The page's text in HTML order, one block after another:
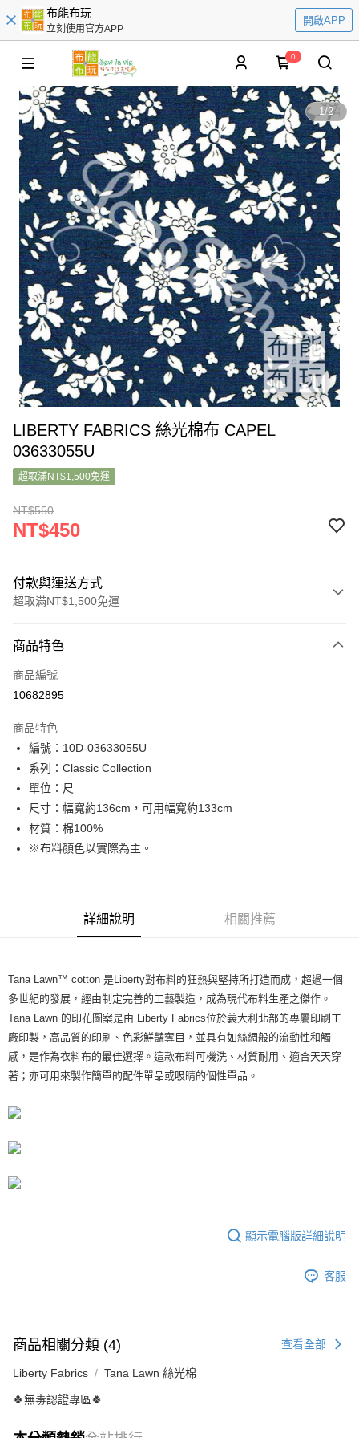
布能布玩
立刻使用官方APP
開啟APP
0
1/2
LIBERTY FABRICS 絲光棉布 CAPEL
03633055U
超取滿NT$1,500免運
NT$550
NT$450
付款與運送方式
超取滿NT$1,500免運
信用卡一次付款
超商取貨付款
Apple Pay
街口支付
Google Pay
大哥付你分期
相關說明
流程，驗證手機門號後，選擇欲分期的期數、繳款截止日，確認付款後即完
消。如遇「轉專審核」未通過狀況，表示未達大哥付你分期系統評分，恕無
法說明評估內容。
【繳款方式說明】
1.分期款項不併入電信帳單，「大哥付你分期」於每月結算日後寄送繳費提
醒簡訊。
2.透過簡訊連結打開帳單後，可選擇「超商條碼／台灣大直營門市／銀行轉
帳／街口支付／iPASS MONEY」等通路繳費。
用戶於交易時，得透過本服務購買商品或服務，並由商店將買賣／分期付款
2.基於同意付款使用「大哥付你分期」之契約關係目的，商店將以您的個人
3.完整用戶服務條款，請詳閱以下連結：
【關於「AFTEE先享後付」】
AFTEE先享後付是「在收到商品之後才付款」的支付方式。 讓您購物簡單
２．便利：只要手機號碼，簡訊認證，即可結帳。
３．安心：先確認商品／服務後，再付款。
【「AFTEE先享後付」結帳流程】
１．於結帳方式選擇「AFTEE先享後付」後，將跳轉至「AFTEE先享後付」
結帳頁面，進行簡訊認證並確認金額後，即可完成結帳。
２．訂單成立數日內，您將收到繳費通知簡訊。
３．收到繳費通知簡訊後14天內，點擊此簡訊中的連結，可透過四大超商／
※ 請注意：結帳手續完成當下不需立刻繳費，但若您需要取消訂單，請聯絡
※ 交易是否成功請以「AFTEE先享後付 」之結帳頁面顯示為準，若有關於
客戶支援中心」
易，需依本服務之必要範圍內提供個人資料，並將交易相關給付款項請求債
４．使用「AFTEE先享後付」時，將依據個別帳號之用戶狀況，依本公司即
時審查核予不同之上限額度；若仍有額度不足之情形，本公司將視審查結果
請求用戶進行身份認證。
５．嚴禁一人註冊多個帳號或使用他人資訊註冊。若發現惡意使用之情形，
恩沛科技股份有限公司將有權停止該用戶之使用額度並採取法律行動。
全家取貨付款
每筆NT$65，滿NT$1,500(含以上)免運費
7-11取貨付款
每筆NT$65，滿NT$1,500(含以上)免運費
每筆NT$150，滿NT$1,500(含以上)免運費
離島宅配
每筆NT$240
商品特色
商品編號
10682895
商品特色
編號：10D-03633055U
系列：Classic Collection
單位：尺
尺寸：幅寬約136cm，可用幅寬約133cm
材質：棉100%
※布料顏色以實際為主。
詳細說明 相關推薦
Tana Lawn™ cotton 是Liberty對布料的狂熱與堅持所打造而成，超過一個
多世紀的發展，經由制定完善的工藝製造，成為現代布料生產之傑作。
Tana Lawn 的印花圖案是由 Liberty Fabrics位於義大利北部的專屬印刷工
廠印製，高品質的印刷、色彩鮮豔奪目，並具有如絲綢般的流動性和觸
感，是作為衣料布的最佳選擇。這款布料可機洗、材質耐用、適合天天穿
著；亦可用來製作簡單的配件單品或吸睛的個性單品。
顯示電腦版詳細說明
客服
商品相關分類 (4) 查看全部
Liberty Fabrics Tana Lawn 絲光棉
🍀無毒認證專區🍀